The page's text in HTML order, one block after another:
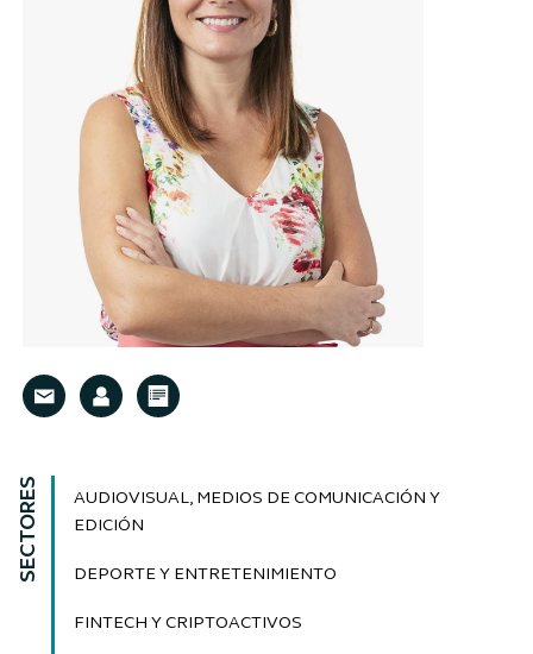
SECTORES
AUDIOVISUAL, MEDIOS DE COMUNICACIÓN Y
EDICIÓN
DEPORTE Y ENTRETENIMIENTO
FINTECH Y CRIPTOACTIVOS